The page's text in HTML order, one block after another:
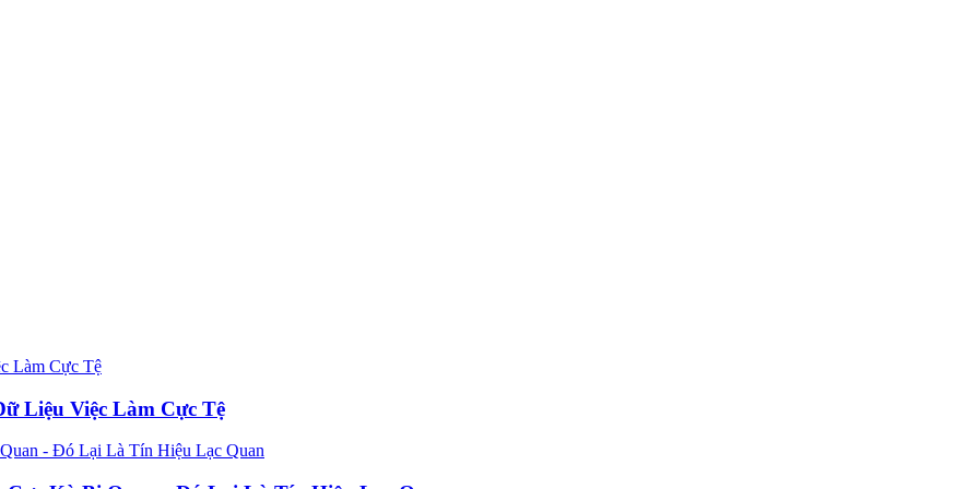
Liệu Việc Làm Cực Tệ